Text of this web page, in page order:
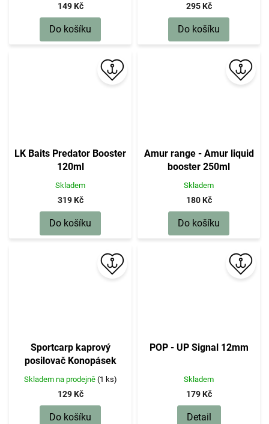
149 Kč
Do košíku
295 Kč
Do košíku
LK Baits Predator Booster
120ml
Skladem
319 Kč
Do košíku
Amur range - Amur liquid
booster 250ml
Skladem
180 Kč
Do košíku
Sportcarp kaprový
posilovač Konopásek
Skladem na prodejně (1 ks)
129 Kč
Do košíku
POP - UP Signal 12mm
Skladem
179 Kč
Detail